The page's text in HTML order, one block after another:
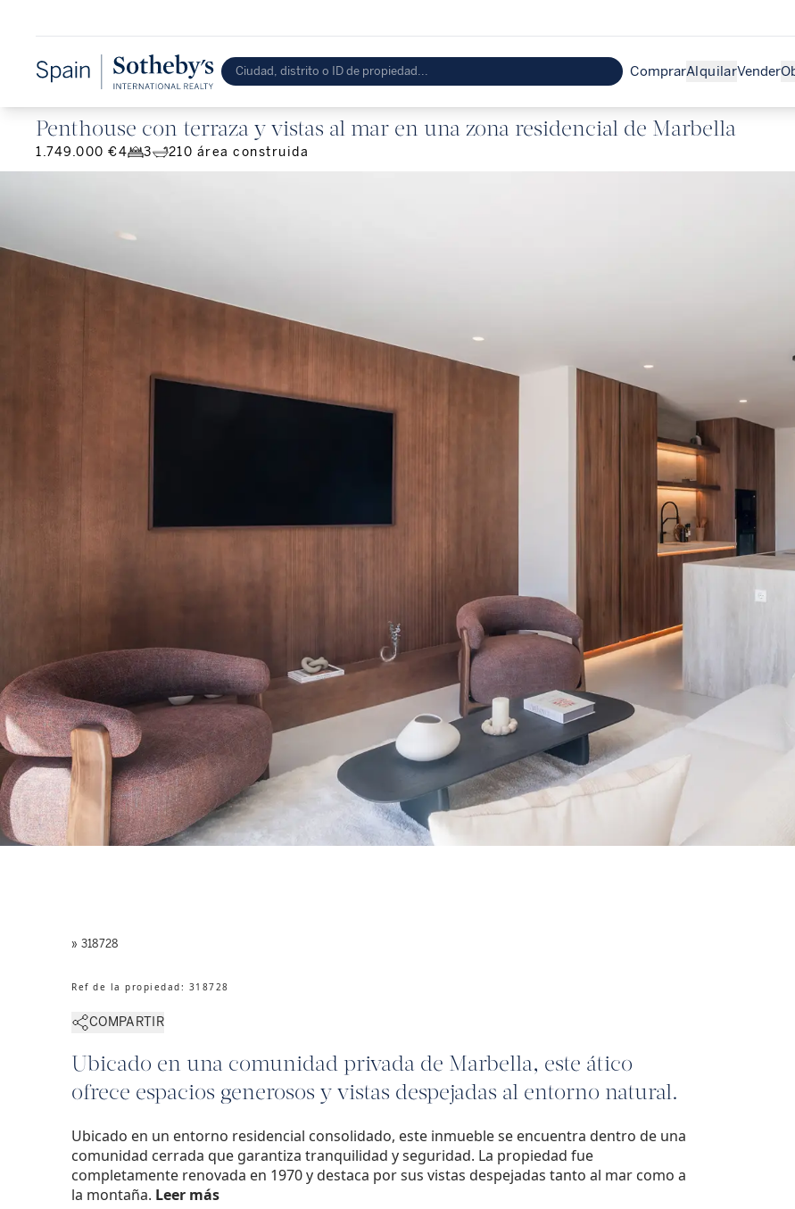
ComprarAlquilarVender
Penthouse con terraza y vistas al mar en una zona residencial de Marbella
1.749.000 €4 3 210 área construida
» 318728
Ref de la propiedad: 318728
COMPARTIR
Ubicado en una comunidad privada de Marbella, este ático
ofrece espacios generosos y vistas despejadas al entorno natural.
Ubicado en un entorno residencial consolidado, este inmueble se encuentra dentro de una
comunidad cerrada que garantiza tranquilidad y seguridad. La propiedad fue
completamente renovada en 1970 y destaca por sus vistas despejadas tanto al mar como a
la montaña. Leer más